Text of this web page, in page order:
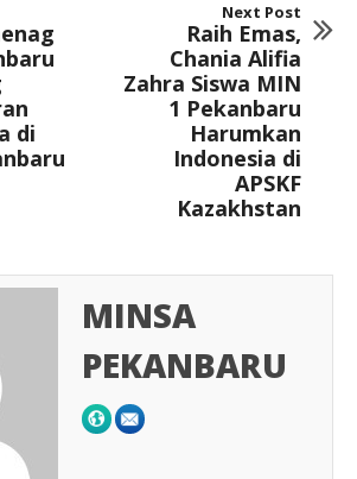
di
Next Post
Raih Emas,
Chania Alifia
Zahra Siswa MIN
1 Pekanbaru
Harumkan
Indonesia di
APSKF
Kazakhstan
MINSA
PEKANBARU